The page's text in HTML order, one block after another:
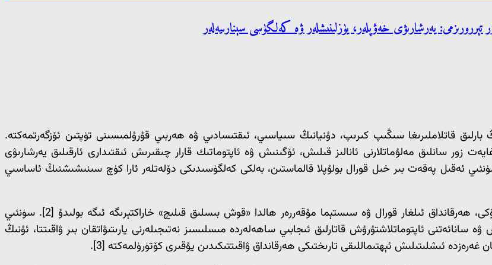
يەرشارىۋى خەۋپلەر، يۈزلىنىشلەر ۋە كەلگۈسى سېنارىيەلەر
قاتلاملىرىغا سىڭىپ كىرىپ، دۇنيانىڭ سىياسىي، ئىقتىسادىي ۋە ھەربىي قۇرۇلمىسىنى تۈپتىن ئۆزگەرتمەكتە.
زور سانلىق مەلۇماتلارنى ئانالىز قىلىش، ئۆگىنىش ۋە ئاپتوماتىك قارار چىقىرىش ئىقتىدارى ئارقىلىق يەرشارىۋى
[1]. دەل مۇشۇ سەۋەبتىن سۈنئىي ئەقىل پەقەت بىر خىل قورال بولۇپلا قالماستىن، بەلكى كەلگۈسىدىكى دۆلەتلەر ئارا كۈچ سىنىشىشنىڭ ئاساسىي
قانداقلا بولمىسۇن تېخنىكىلىق تەرەققىيات تارىخى شۇنى ئىسپاتلايدۇكى، ھەرقانداق ئىلغار قورال ۋە سىستېما مۇقەررەر ھالدا «قوش بىسلىق قىلىچ» خاراكتېرىگە ئىگە بولىدۇ [2]. سۈنئىي
ئاپتوماتلاشتۇرۇش قاتارلىق ئىجابىي ساھەلەردە مىسلىسىز نەتىجىلەرنى يارىتىۋاتقان بىر ۋاقىتتا، ئۇنىڭ
ئىشلىتىلىش ئېھتىماللىقى تارىختىكى ھەرقانداق ۋاقىتتىكىدىن يۇقىرى كۆتۈرۈلمەكتە [3].